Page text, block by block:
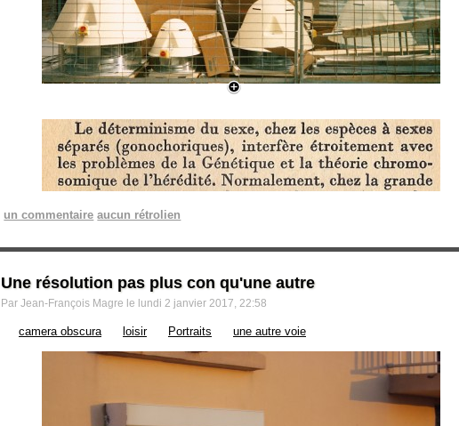
un commentaire aucun rétrolien
Une résolution pas plus con qu'une autre
Par Jean-François Magre le lundi 2 janvier 2017, 22:58
camera obscura loisir Portraits une autre voie